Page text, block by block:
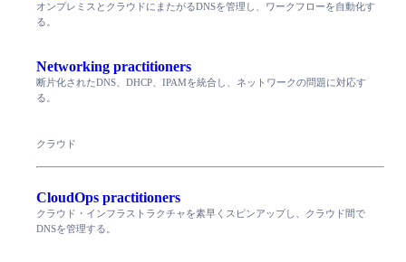
オンプレミスとクラウドにまたがるDNSを管理し、ワークフローを自動化す
る。
Networking practitioners
断片化されたDNS、DHCP、IPAMを統合し、ネットワークの問題に対応す
る。
クラウド
CloudOps practitioners
クラウド・インフラストラクチャを素早くスピンアップし、クラウド間で
DNSを管理する。